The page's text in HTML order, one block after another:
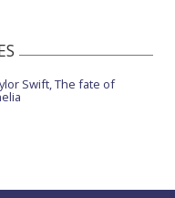
Swift, The fate of